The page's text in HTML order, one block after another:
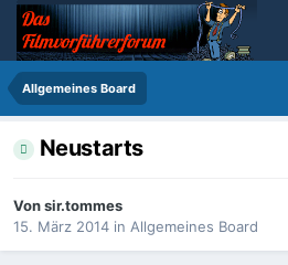
Allgemeines Board
Neustarts
Vonsir.tommes
15. März 2014 in Allgemeines Board